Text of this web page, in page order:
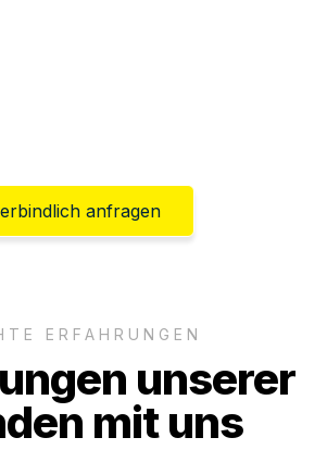
anfragen
ERFAHRUNGEN
unserer
mit uns